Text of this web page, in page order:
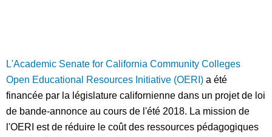
L'Academic Senate for California Community Colleges
Open Educational Resources Initiative (OERI) a été
financée par la législature californienne dans un projet de loi
de bande-annonce au cours de l'été 2018. La mission de
l'OERI est de réduire le coût des ressources pédagogiques